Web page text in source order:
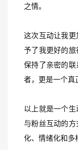
之情。
这次互动让我
予了我更好的
保持了亲密的
者，更是一个真
以上就是一个
与粉丝互动的
化、情绪化和多